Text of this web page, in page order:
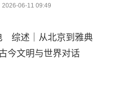
2026-06-11 09:49
综述｜从北京到雅典
今文明与世界对话